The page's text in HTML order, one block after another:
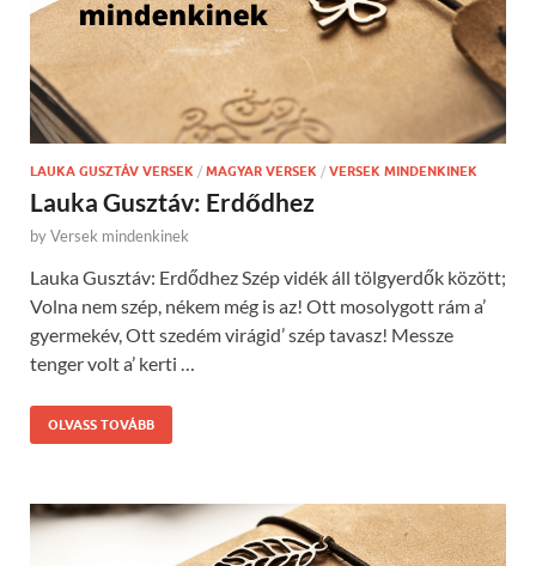
LAUKA GUSZTÁV VERSEK / MAGYAR VERSEK / VERSEK MINDENKINEK
Lauka Gusztáv: Erdődhez
byVersek mindenkinek
Lauka Gusztáv: Erdődhez Szép vidék áll tölgyerdők között;
Volna nem szép, nékem még is az! Ott mosolygott rám a’
gyermekév, Ott szedém virágid’ szép tavasz! Messze
tenger volt a’ kerti …
OLVASS TOVÁBB